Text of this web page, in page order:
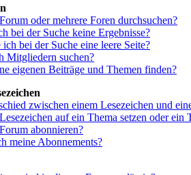
oder mehrere Foren durchsuchen?
bei der Suche keine Ergebnisse?
bei der Suche eine leere Seite?
Mitgliedern suchen?
eigenen Beiträge und Themen finden?
zwischen einem Lesezeichen und
auf ein Thema setzen oder ein
abonnieren?
meine Abonnements?